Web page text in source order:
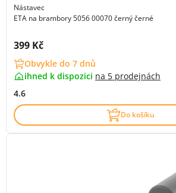
Nástavec
ETA na brambory 5056 00070 černý černé
Cena s DPH:
399 Kč
Obvykle do 7 dnů
ihned k dispozici na 5 prodejnách
4.6
Do košíku